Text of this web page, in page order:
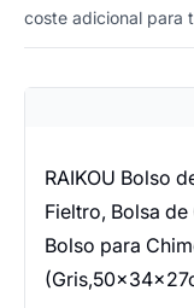
coste adicional para
RAIKOU Bolso
Fieltro, Bolsa
Bolso para